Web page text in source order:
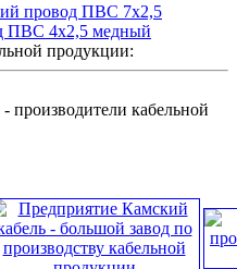
провод ПВС 7х2,5
ПВС 4x2,5 медный
продукции:
производители кабельной